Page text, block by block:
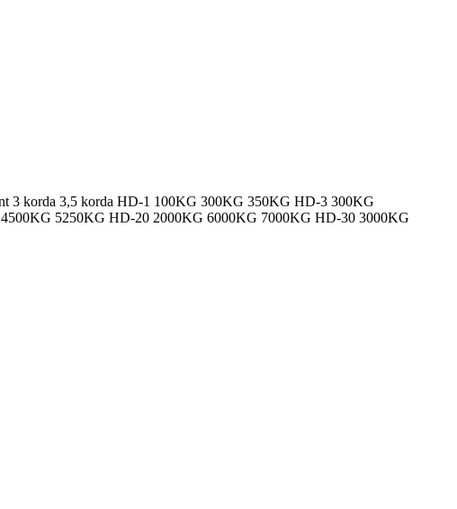
3 korda 3,5 korda HD-1 100KG 300KG 350KG HD-3 300KG
5250KG HD-20 2000KG 6000KG 7000KG HD-30 3000KG